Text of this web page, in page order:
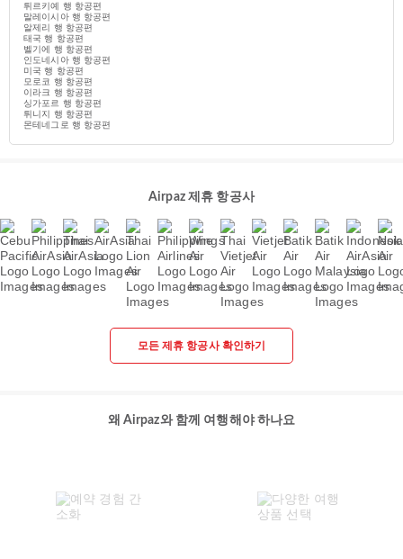
튀르키예 행 항공편
말레이시아 행 항공편
알제리 행 항공편
태국 행 항공편
벨기에 행 항공편
인도네시아 행 항공편
미국 행 항공편
모로코 행 항공편
이라크 행 항공편
싱가포르 행 항공편
튀니지 행 항공편
몬테네그로 행 항공편
Airpaz 제휴 항공사
모든 제휴 항공사 확인하기
왜 Airpaz와 함께 여행해야 하나요